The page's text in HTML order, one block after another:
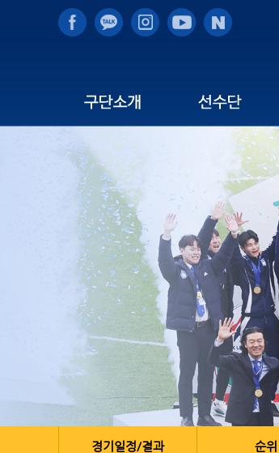
경기일정/결과 순위